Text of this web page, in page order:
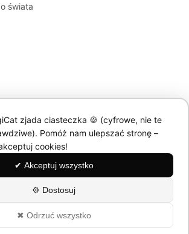
świata
zjada ciasteczka 🍪 (cyfrowe, nie te
Pomóż nam ulepszać stronę –
cookies!
✔ Akceptuj wszystko
⚙ Dostosuj
✖ Odrzuć wszystko